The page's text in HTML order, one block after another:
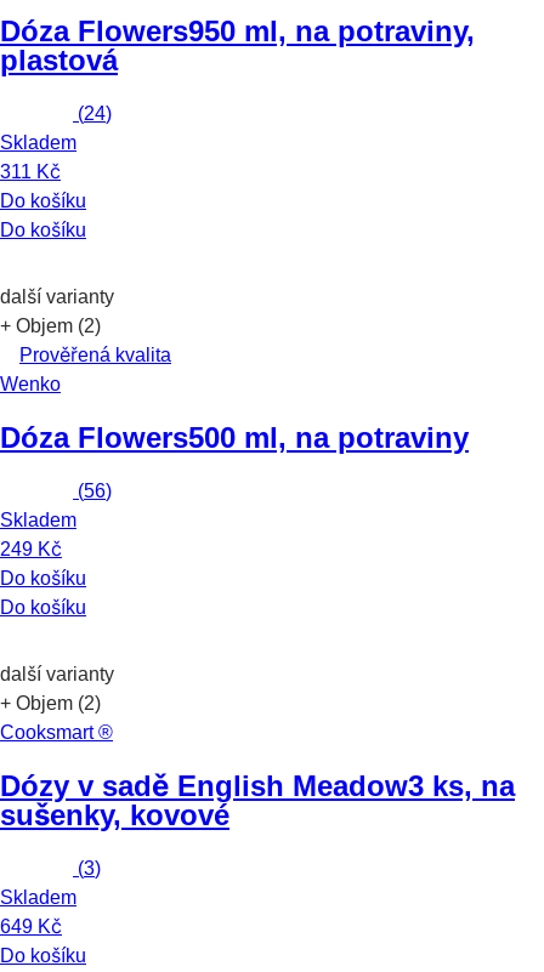
Dóza Flowers950 ml, na potraviny,
plastová
(24)
Skladem
311 Kč
Do košíku
Do košíku
další varianty
+ Objem (2)
Prověřená kvalita
Wenko
Dóza Flowers500 ml, na potraviny
(56)
Skladem
249 Kč
Do košíku
Do košíku
další varianty
+ Objem (2)
Cooksmart ®
Dózy v sadě English Meadow3 ks, na
sušenky, kovové
(3)
Skladem
649 Kč
Do košíku